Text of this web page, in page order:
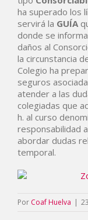
ha superado los
servirá la GUÍA
donde se
daños al
la circunstancia
Colegio ha
seguros asociada
atender a las
colegiadas que
h. al curso
responsabilidad
abordar dudas
temporal.
Por Coaf Huelva |